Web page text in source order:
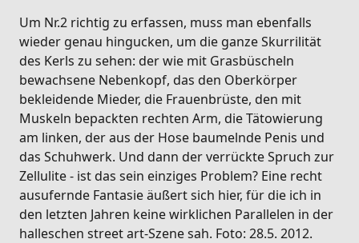
Um Nr.2 richtig zu erfassen, muss man ebenfalls
wieder genau hingucken, um die ganze Skurrilität
des Kerls zu sehen: der wie mit Grasbüscheln
bewachsene Nebenkopf, das den Oberkörper
bekleidende Mieder, die Frauenbrüste, den mit
Muskeln bepackten rechten Arm, die Tätowierung
am linken, der aus der Hose baumelnde Penis und
das Schuhwerk. Und dann der verrückte Spruch zur
Zellulite - ist das sein einziges Problem? Eine recht
ausufernde Fantasie äußert sich hier, für die ich in
den letzten Jahren keine wirklichen Parallelen in der
halleschen street art-Szene sah. Foto: 28.5. 2012.